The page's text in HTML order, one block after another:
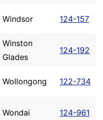
Windsor 124-157
Winston
Glades
124-192
Wollongong 122-734
Wondai 124-961